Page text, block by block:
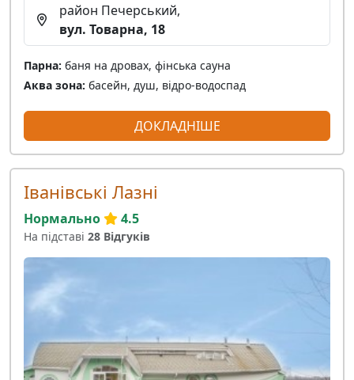
район Печерський,
вул. Товарна, 18
Парна: баня на дровах, фінська сауна
Аква зона: басейн, душ, відро-водоспад
ДОКЛАДНІШЕ
Іванівські Лазні
Нормально 4.5
На підставі 28 Відгуків